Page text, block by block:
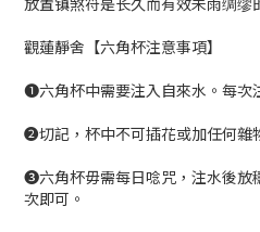
放置镇煞符是长久而有效未雨绸缪
觀蓮靜舍【六角杯注意事項】
❶六角杯中需要注入自來水。每次
❷切記，杯中不可插花或加任何雜
❸六角杯毋需每日唸咒，注水後放
次即可。